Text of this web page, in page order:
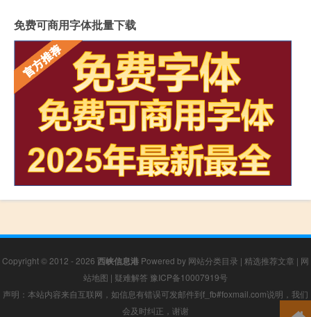
免费可商用字体批量下载
Copyright © 2012 - 2026 西峡信息港 Powered by 网站分类目录 | 精选推荐文章 | 网
站地图 | 疑难解答 豫ICP备10007919号
声明：本站内容来自互联网，如信息有错误可发邮件到f_fb#foxmail.com说明，我们
会及时纠正，谢谢